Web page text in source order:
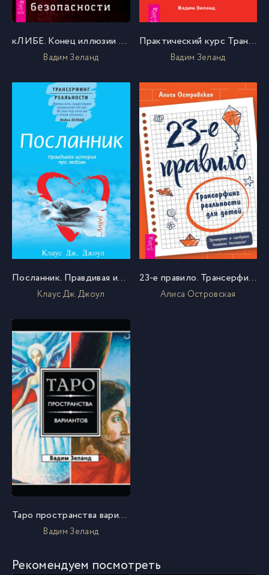
кЛИБЕ. Конец иллюзии стадной безопасности
Вадим Зеланд
Практический курс Трансерфинга за 78 дней
Вадим Зеланд
Посланник. Правдивая история про любовь
Клаус Дж. Джоул
23-е правило. Трансерфинг реальности для детей
Алиса Островская
Таро пространства вариантов
Вадим Зеланд
Рекомендуем посмотреть